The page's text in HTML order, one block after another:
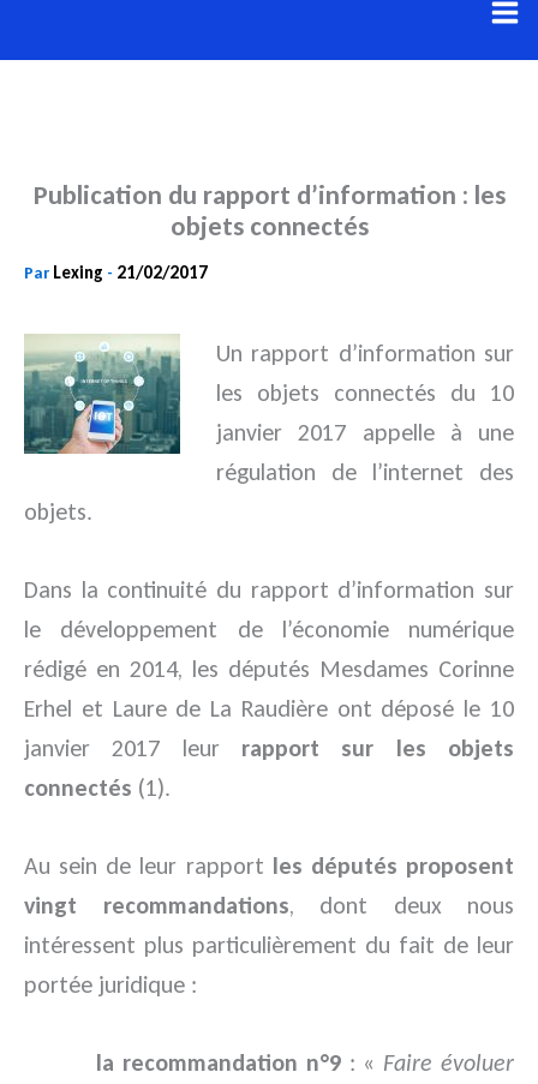
au
Publication du rapport d’information : les
objets connectés
Par Lexing - 21/02/2017
Un rapport d’information sur
les objets connectés du 10
janvier 2017 appelle à une
régulation de l’internet des
objets.
Dans la continuité du rapport d’information sur
le développement de l’économie numérique
rédigé en 2014, les députés Mesdames Corinne
Erhel et Laure de La Raudière ont déposé le 10
janvier 2017 leur rapport sur les objets
connectés (1).
Au sein de leur rapport les députés proposent
vingt recommandations, dont deux nous
intéressent plus particulièrement du fait de leur
portée juridique :
la recommandation n°9: « Faire évoluer